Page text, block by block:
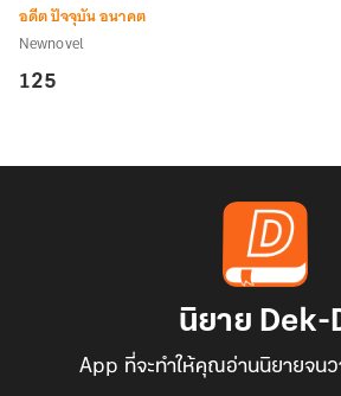
หลัง
เล่ม
6
อดีต ปัจจุบัน อนาคต
Newnovel
125
นิยาย Dek-
App ที่จะทำให้คุณอ่านนิยายจนว